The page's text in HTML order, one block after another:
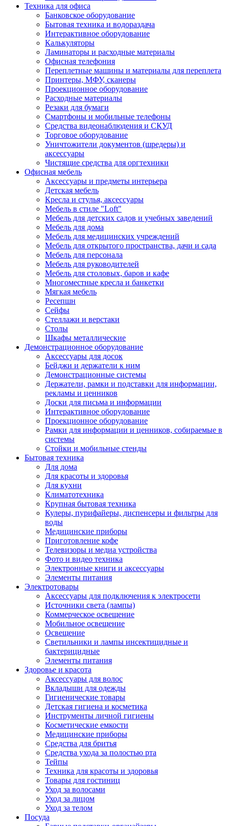
Техника для офиса
Банковское оборудование
Бытовая техника и водораздача
Интерактивное оборудование
Калькуляторы
Ламинаторы и расходные материалы
Офисная телефония
Переплетные машины и материалы для переплета
Принтеры, МФУ, сканеры
Проекционное оборудование
Расходные материалы
Резаки для бумаги
Смартфоны и мобильные телефоны
Средства видеонаблюдения и СКУД
Торговое оборудование
Уничтожители документов (шредеры) и
аксессуары
Чистящие средства для оргтехники
Офисная мебель
Аксессуары и предметы интерьера
Детская мебель
Кресла и стулья, аксессуары
Мебель в стиле "Loft"
Мебель для детских садов и учебных заведений
Мебель для дома
Мебель для медицинских учреждений
Мебель для открытого пространства, дачи и сада
Мебель для персонала
Мебель для руководителей
Мебель для столовых, баров и кафе
Многоместные кресла и банкетки
Мягкая мебель
Ресепшн
Сейфы
Стеллажи и верстаки
Столы
Шкафы металлические
Демонстрационное оборудование
Аксессуары для досок
Бейджи и держатели к ним
Демонстрационные системы
Держатели, рамки и подставки для информации,
рекламы и ценников
Доски для письма и информации
Интерактивное оборудование
Проекционное оборудование
Рамки для информации и ценников, собираемые в
системы
Стойки и мобильные стенды
Бытовая техника
Для дома
Для красоты и здоровья
Для кухни
Климатотехника
Крупная бытовая техника
Кулеры, пурифайеры, диспенсеры и фильтры для
воды
Медицинские приборы
Приготовление кофе
Телевизоры и медиа устройства
Фото и видео техника
Электронные книги и аксессуары
Элементы питания
Электротовары
Аксессуары для подключения к электросети
Источники света (лампы)
Коммерческое освещение
Мобильное освещение
Освещение
Светильники и лампы инсектицидные и
бактерицидные
Элементы питания
Здоровье и красота
Аксессуары для волос
Вкладыши для одежды
Гигиенические товары
Детская гигиена и косметика
Инструменты личной гигиены
Косметические емкости
Медицинские приборы
Средства для бритья
Средства ухода за полостью рта
Тейпы
Техника для красоты и здоровья
Товары для гостиниц
Уход за волосами
Уход за лицом
Уход за телом
Посуда